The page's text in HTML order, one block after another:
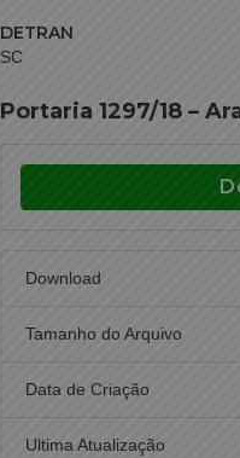
DETRAN
SC
Portaria 1297/18 –
Download
Tamanho do Arquivo
Data de Criação
Ultima Atualização